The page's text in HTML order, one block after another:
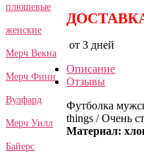
плюшевые
женские
Мерч Векна
Мерч Финн
Вулфард
Мерч Уилл
Байерс
от 3 дней
Описание
Отзывы
Футболка
things / Очень
Материал: